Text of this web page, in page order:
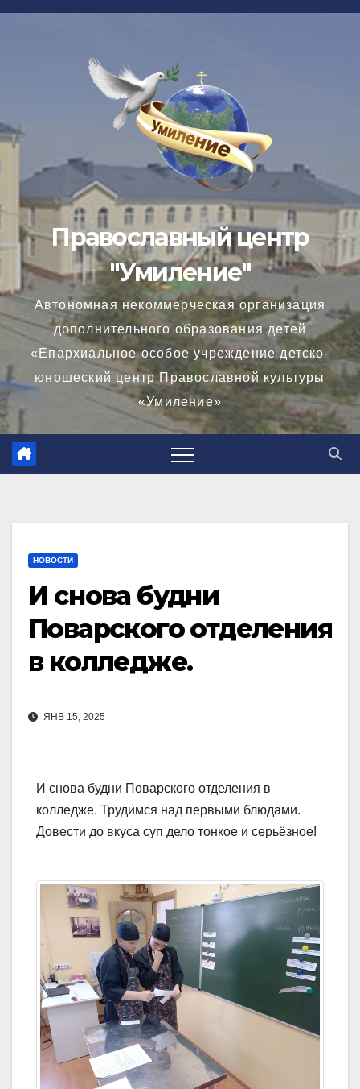
Перейти
Православный центр
"Умиление"
Автономная некоммерческая организация
дополнительного образования детей
«Епархиальное особое учреждение детско-
юношеский центр Православной культуры
«Умиление»
НОВОСТИ
И снова будни
Поварского отделения
в колледже.
ЯНВ 15, 2025
И снова будни Поварского отделения в
колледже. Трудимся над первыми блюдами.
Довести до вкуса суп дело тонкое и серьёзное!